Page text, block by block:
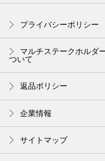
プライバシーポリシー
マルチステークホルダ
ついて
返品ポリシー
企業情報
サイトマップ